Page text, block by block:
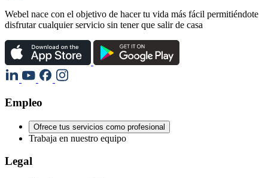
Webel nace con el objetivo de hacer tu vida más fácil permitiéndote
disfrutar cualquier servicio sin tener que salir de casa
Empleo
Ofrece tus servicios como profesional
Trabaja en nuestro equipo
Legal